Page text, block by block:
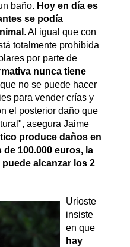
baño. Hoy en día es
se podía
. Al igual que con
totalmente prohibida
por parte de
nunca tiene
no se puede hacer
para vender crías y
el posterior daño que
asegura Jaime
produce daños en
100.000 euros, la
alcanzar los 2
Urioste
insiste
en que
hay